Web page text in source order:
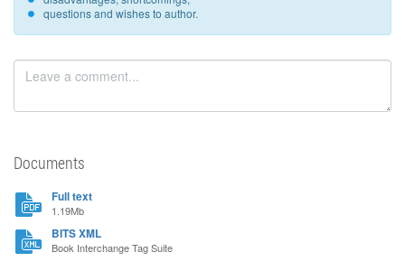
questions and wishes to author.
Documents
Full text
1.19Mb
BITS XML
Book Interchange Tag Suite